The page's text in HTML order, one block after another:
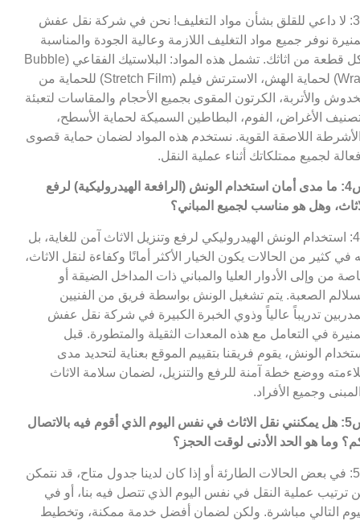
ج3: لا داعي للقلق بشأن مواد التغليف! نحن في شركة نقل عفش
نوفر جميع مواد التغليف اللازمة وعالية الجودة والمناسبة
لكل قطعة من اثاثك. تشمل هذه المواد: البلاستيك الفقاعي (Bubble
Wrap) لحماية الهش، الاسترتش فيلم (Stretch Film) للحماية من
والأتربة، الكرتون المقوى بجميع الأحجام والمقاسات لتعبئة
الأغراض، الفوم، البطاطين السميكة لحماية الأسطح،
اللاصقة القوية. نستخدم هذه المواد لضمان حماية قصوى
لجميع ممتلكاتك أثناء عملية النقل.
س4: ما مدى أمان استخدام الونش (الرافعة الهيدروليكية) لرفع
وهل هو مناسب لجميع المباني؟
ج4: استخدام الونش الهيدروليكي لرفع وتنزيل الاثاث آمن للغاية، بل
في كثير من الحالات يكون الخيار الأكثر أمانًا وكفاءة لنقل الاثاث،
من وإلى الأدوار العليا والمباني ذات المداخل الضيقة أو
الصعبة. يتم تشغيل الونش بواسطة فريق من الفنيين
تدريباً عالياً وذوي الخبرة الكبيرة في شركة نقل عفش
في التعامل مع هذه المعدات الثقيلة والمتطورة. قبل
الونش، يقوم فريقنا بتقييم الموقع بعناية لتحديد مدى
ووضع خطة آمنة للرفع والتنزيل، لضمان سلامة الاثاث
وجميع الأفراد.
س5: هل يمكنني نقل الاثاث في نفس اليوم الذي أقوم فيه بالاتصال
وما هو الحد الأدنى لوقت الحجز؟
ج5: في بعض الحالات الطارئة أو إذا كان لدينا جدول متاح، قد نتمكن
ترتيب عملية النقل في نفس اليوم الذي تتصل فيه بنا، أو في
التالي مباشرة. ولكن لضمان أفضل خدمة ممكنة، وتخطيط